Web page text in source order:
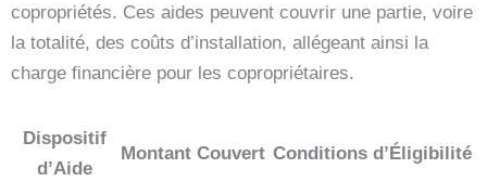
copropriétés. Ces aides peuvent couvrir une partie, voire
la totalité, des coûts d’installation, allégeant ainsi la
charge financière pour les copropriétaires.
Dispositif
d’Aide
Montant Couvert Conditions d’Éligibilité